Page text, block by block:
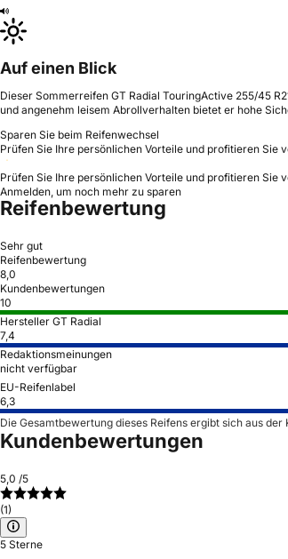
Auf einen Blick
Dieser Sommerreifen GT Radial TouringActive 255/45
und angenehm leisem Abrollverhalten bietet er hohe
Sparen Sie beim Reifenwechsel
Prüfen Sie Ihre persönlichen Vorteile und profitieren Sie
Prüfen Sie Ihre persönlichen Vorteile und profitieren Sie
Anmelden, um noch mehr zu sparen
Reifenbewertung
Sehr gut
Reifenbewertung
8,0
Kundenbewertungen
10
Hersteller GT Radial
7,4
Redaktionsmeinungen
nicht verfügbar
EU-Reifenlabel
6,3
Die Gesamtbewertung dieses Reifens ergibt sich aus
Kundenbewertungen
5,0 /5
(1)
5 Sterne